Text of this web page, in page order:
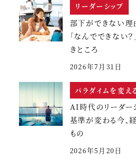
リーダーシップ
部下ができない理
「なんでできない
きところ
2026年7月31日
パラダイムを変え
AI時代のリーダー
基準が変わる今、
もの
2026年5月20日